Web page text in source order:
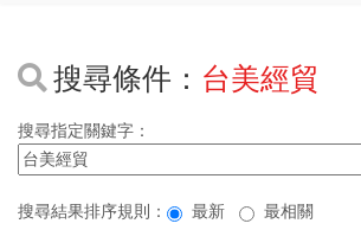
搜尋條件： 台美經貿
搜尋指定關鍵字：
搜尋結果排序規則： 最新 最相關